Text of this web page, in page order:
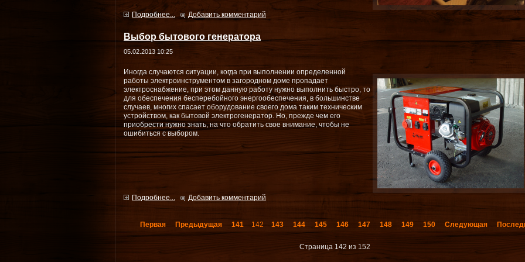
Подробнее... Добавить комментарий
Выбор бытового генератора
05.02.2013 10:25
Иногда случаются ситуации, когда при выполнении определенной
работы электроинструментом в загородном доме пропадает
электроснабжение, при этом данную работу нужно выполнить быстро, то
для обеспечения бесперебойного энергообеспечения, в большинстве
случаев, многих спасает оборудование своего дома таким техническим
устройством, как бытовой электрогенератор. Но, прежде чем его
приобрести нужно знать, на что обратить свое внимание, чтобы не
ошибиться с выбором.
Подробнее... Добавить комментарий
Первая Предыдущая 141 142 143 144 145 146 147 148 149 150 Следующая
Страница 142 из 152